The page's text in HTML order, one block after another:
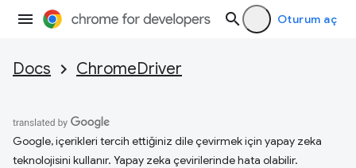
Oturum aç
Docs ChromeDriver
Google, içerikleri tercih ettiğiniz dile çevirmek için yapay zeka
teknolojisini kullanır. Yapay zeka çevirilerinde hata olabilir.